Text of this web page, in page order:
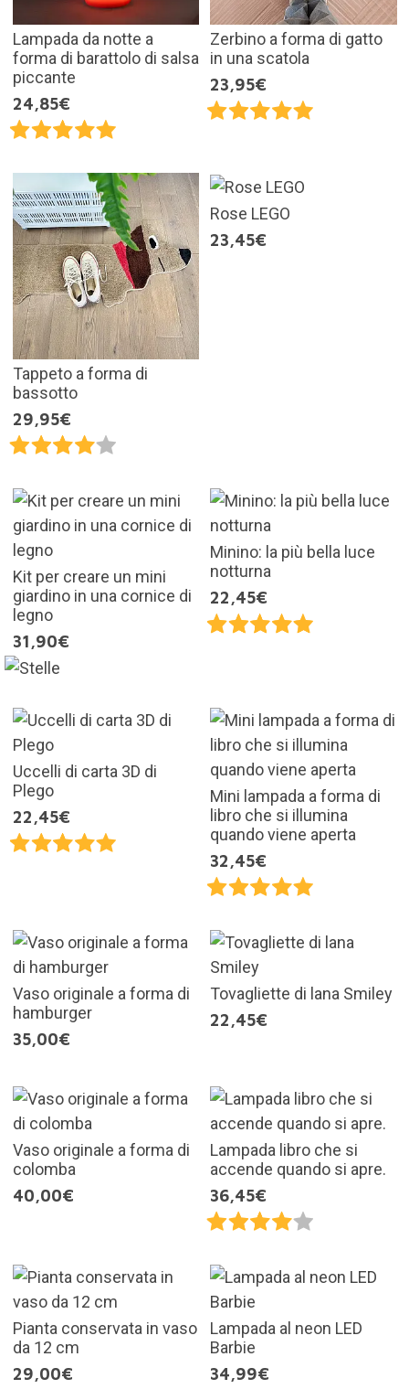
Lampada da notte a
forma di barattolo di salsa
piccante
24,85€
Zerbino a forma di gatto
in una scatola
23,95€
Tappeto a forma di
bassotto
29,95€
Rose LEGO
23,45€
Kit per creare un mini
giardino in una cornice di
legno
31,90€
Minino: la più bella luce
notturna
22,45€
Uccelli di carta 3D di
Plego
22,45€
Mini lampada a forma di
libro che si illumina
quando viene aperta
32,45€
Vaso originale a forma di
hamburger
35,00€
Tovagliette di lana Smiley
22,45€
Vaso originale a forma di
colomba
40,00€
Lampada libro che si
accende quando si apre.
36,45€
Pianta conservata in vaso
da 12 cm
29,00€
Lampada al neon LED
Barbie
34,99€